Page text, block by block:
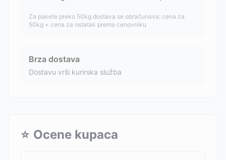
Za pakete preko 50kg dostava se obračunava: cena za
50kg + cena za ostatak prema cenovniku
Brza dostava
Dostavu vrši kurirska služba
⭐ Ocene kupaca